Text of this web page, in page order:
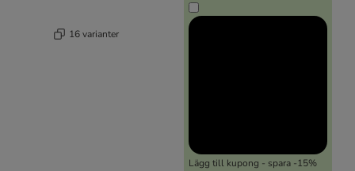
16 varianter
Lägg till kupong - spara -15%